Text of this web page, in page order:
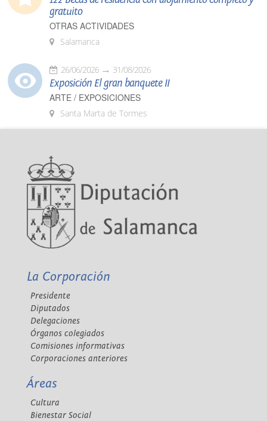
gratuito
OTRAS ACTIVIDADES
Salamanca
26/06/2026 31/08/2026
Exposición El gran banquete II
ARTE / EXPOSICIONES
Santa Marta de Tormes
La Corporación
Presidente
Diputados
Delegaciones
Órganos colegiados
Comisiones informativas
Corporaciones anteriores
Áreas
Cultura
Bienestar Social